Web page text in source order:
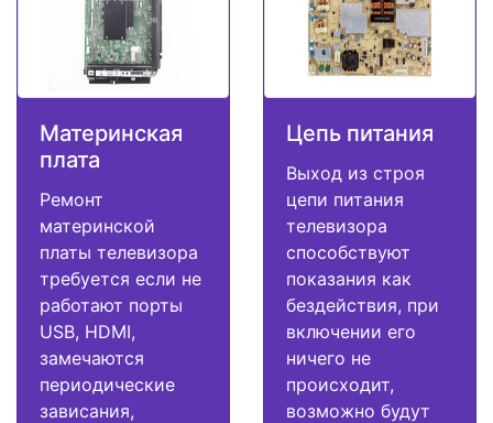
Материнская
плата
Ремонт
материнской
платы телевизора
требуется если не
работают порты
USB, HDMI,
замечаются
периодические
зависания,
Цепь питания
Выход из строя
цепи питания
телевизора
способствуют
показания как
бездействия, при
включении его
ничего не
происходит,
возможно будут